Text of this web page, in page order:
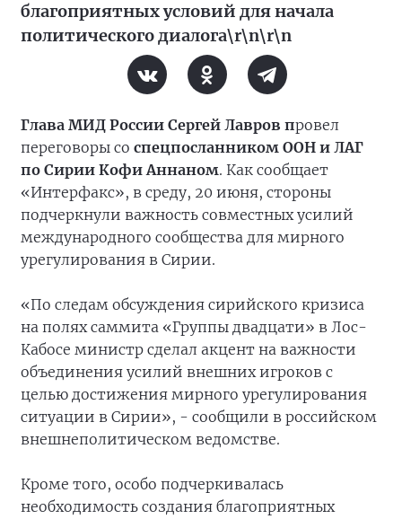
благоприятных условий для начала
политического диалога\r\n\r\n
Глава МИД России Сергей Лавров провел
переговоры со спецпосланником ООН и ЛАГ
по Сирии Кофи Аннаном. Как сообщает
«Интерфакс», в среду, 20 июня, стороны
подчеркнули важность совместных усилий
международного сообщества для мирного
урегулирования в Сирии.
«По следам обсуждения сирийского кризиса
на полях саммита «Группы двадцати» в Лос-
Кабосе министр сделал акцент на важности
объединения усилий внешних игроков с
целью достижения мирного урегулирования
ситуации в Сирии», - сообщили в российском
внешнеполитическом ведомстве.
Кроме того, особо подчеркивалась
необходимость создания благоприятных